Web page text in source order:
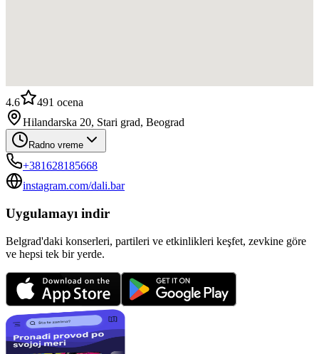
4.6 491 ocena
Hilandarska 20, Stari grad, Beograd
Radno vreme
+381628185668
instagram.com/dali.bar
Uygulamayı indir
Belgrad'daki konserleri, partileri ve etkinlikleri keşfet, zevkine göre
ve hepsi tek bir yerde.